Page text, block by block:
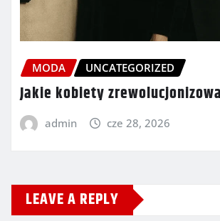
MODA UNCATEGORIZED
Jakie kobiety
admin cze 28, 2026
LEAVE A REPLY